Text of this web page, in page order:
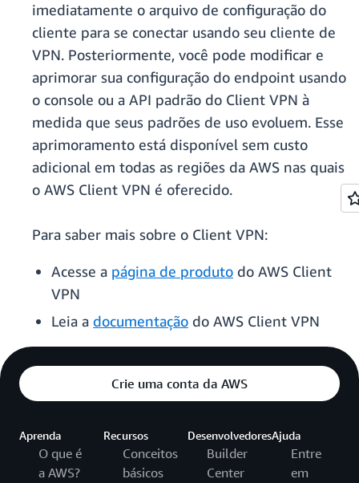
imediatamente o arquivo de configuração do
cliente para se conectar usando seu cliente de
VPN. Posteriormente, você pode modificar e
aprimorar sua configuração do endpoint usando
o console ou a API padrão do Client VPN à
medida que seus padrões de uso evoluem. Esse
aprimoramento está disponível sem custo
adicional em todas as regiões da AWS nas quais
o AWS Client VPN é oferecido.
Para saber mais sobre o Client VPN:
Acesse a página de produto do AWS Client
VPN
Leia a documentação do AWS Client VPN
Crie uma conta da AWS
Aprenda
O que é
a AWS?
Recursos
Conceitos
básicos
Desenvolvedores
Builder
Center
Ajuda
Entre
em